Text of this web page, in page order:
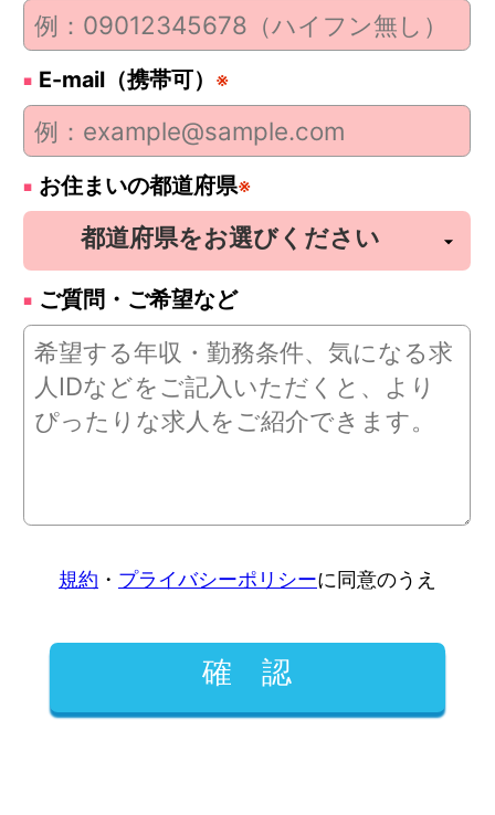
E-mail（携帯可） ※
お住まいの都道府県※
ご質問・ご希望など
規約 ・ プライバシーポリシーに同意のうえ